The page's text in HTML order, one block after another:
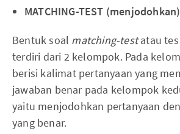
MATCHING-TEST (menjodohkan)
Bentuk soal matching-testatau
terdiri dari 2 kelompok. Pada
berisi kalimat pertanyaan yang
jawaban benar pada kelompok
yaitu menjodohkan pertanyaan
yang benar.